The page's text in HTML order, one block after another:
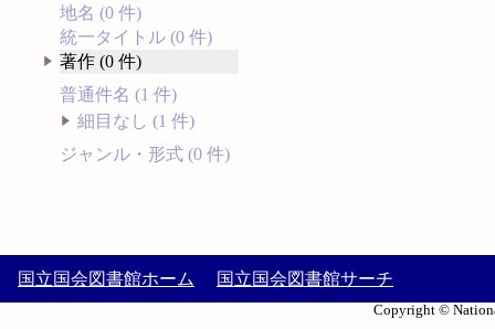
地名 (0 件)
統一タイトル (0 件)
著作 (0 件)
普通件名 (1 件)
細目なし (1 件)
ジャンル・形式 (0 件)
国立国会図書館ホーム 国立国会図書館サーチ
Copyright ©